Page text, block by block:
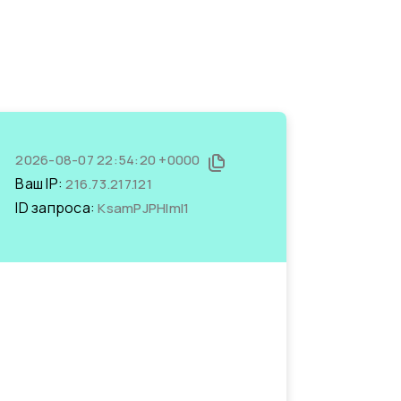
2026-08-07 22:54:20 +0000
Ваш IP:216.73.217.121
ID запроса:KsamPJPHImI1